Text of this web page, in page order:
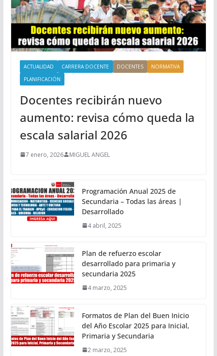
ACTUALIDAD CARRERA DOCENTE DOCENTES
NORMATIVA
PLANIFICACIÓN
Docentes recibirán nuevo
aumento: revisa cómo queda la
escala salarial 2026
7 enero, 2026 MIGUEL ANGEL
Programación Anual 2025 de
Secundaria – Todas las áreas |
Desarrollado
4 abril, 2025
Plan de refuerzo escolar
desarrollado para primaria y
secundaria 2025
4 marzo, 2025
Formatos de Plan del Buen Inicio
del Año Escolar 2025 para Inicial,
Primaria y Secundaria
2 marzo, 2025